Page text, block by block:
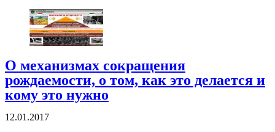
О механизмах сокращения
рождаемости, о том, как это делается и
кому это нужно
12.01.2017